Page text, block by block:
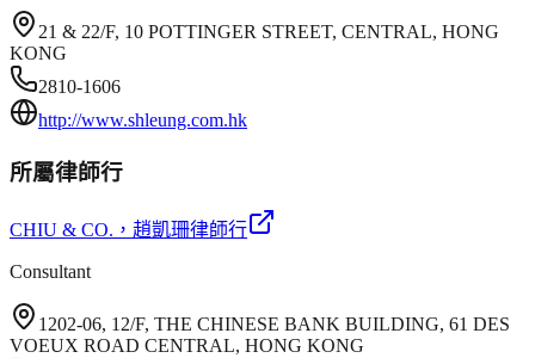
21 & 22/F, 10 POTTINGER STREET, CENTRAL, HONG
KONG
2810-1606
http://www.shleung.com.hk
所屬律師行
CHIU & CO. ，趙凱珊律師行
Consultant
1202-06, 12/F, THE CHINESE BANK BUILDING, 61 DES
VOEUX ROAD CENTRAL, HONG KONG